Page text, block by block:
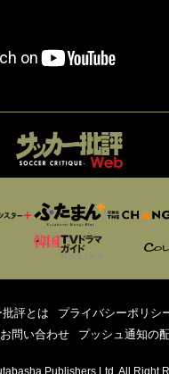
評とは
プライバシーポリシ
お問い合わせ プッシュ通知の
Publishers Ltd. All Right